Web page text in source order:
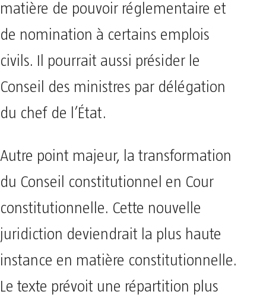
matière de pouvoir réglementaire et
de nomination à certains emplois
civils. Il pourrait aussi présider le
Conseil des ministres par délégation
du chef de l’État.
Autre point majeur, la transformation
du Conseil constitutionnel en Cour
constitutionnelle. Cette nouvelle
juridiction deviendrait la plus haute
instance en matière constitutionnelle.
Le texte prévoit une répartition plus